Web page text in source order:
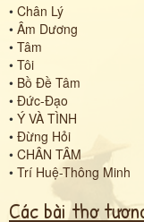
• Chân Lý
• Âm Dương
• Tâm
• Tôi
• Bồ Đề Tâm
• Đức-Đạo
• Ý VÀ TÌNH
• Đừng Hỏi
• CHÂN TÂM
• Trí Huệ-Thông Minh
Các bài thơ